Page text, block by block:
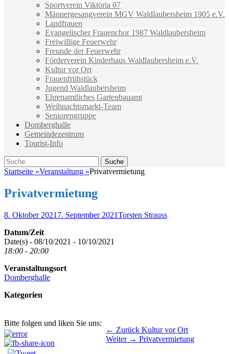
Sportverein Viktoria 07
Männergesangverein MGV Waldlaubersheim 1905 e.V.
Landfrauen
Evangelischer Frauenchor 1987 Waldlaubersheim
Freiwillige Feuerwehr
Freunde der Feuerwehr
Förderverein Kinderhaus Waldlaubersheim e.V.
Kultur vor Ort
Frauenfrühstück
Jugend Waldlaubersheim
Ehrenamtliches Gartenbauamt
Weihnachtsmarkt-Team
Seniorengruppe
Domberghalle
Gemeindezentrum
Tourist-Info
Suche
Suche
nach:
Startseite »Veranstaltung »Privatvermietung
Privatvermietung
Veröffentlicht
8. Oktober 2021 7. September 2021Autor
Torsten Strauss
Datum/Zeit
Date(s) - 08/10/2021 - 10/10/2021
18:00 - 20:00
Veranstaltungsort
Domberghalle
Kategorien
Bitte folgen und liken Sie uns:
Beitragsnavigation ← Zurück Vorhergehender
Beitrag:
Kultur vor Ort
Weiter → Nächster
Privatvermietung